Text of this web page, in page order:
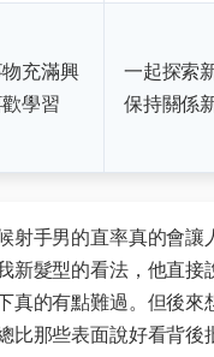
充滿興
學習
一起探索
保持關係
射手男的直率真的會讓
新髮型的看法，他直接
真的有點難過。但後來
比那些表面說好看背後